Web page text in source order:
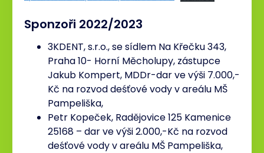
Sponzoři 2022/2023
3KDENT, s.r.o., se sídlem Na Křečku 343,
Praha 10- Horní Měcholupy, zástupce
Jakub Kompert, MDDr-dar ve výši 7.000,-
Kč na rozvod deśťové vody v areálu MŠ
Pampeliška,
Petr Kopeček, Radějovice 125 Kamenice
25168 – dar ve výši 2.000,-Kč na rozvod
deśťové vody v areálu MŠ Pampeliška,
Kontakt